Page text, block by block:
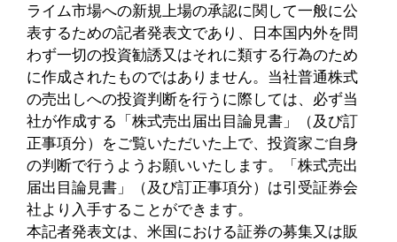
ライム市場への新規上場の承認に関して一般に公
表するための記者発表文であり、日本国内外を問
わず一切の投資勧誘又はそれに類する行為のため
に作成されたものではありません。当社普通株式
の売出しへの投資判断を行うに際しては、必ず当
社が作成する「株式売出届出目論見書」（及び訂
正事項分）をご覧いただいた上で、投資家ご自身
の判断で行うようお願いいたします。「株式売出
届出目論見書」（及び訂正事項分）は引受証券会
社より入手することができます。
本記者発表文は、米国における証券の募集又は販